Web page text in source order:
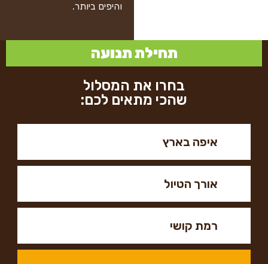
והיפים ביותר.
תחילת תנועה
בחרו את המסלול
שהכי מתאים לכם: